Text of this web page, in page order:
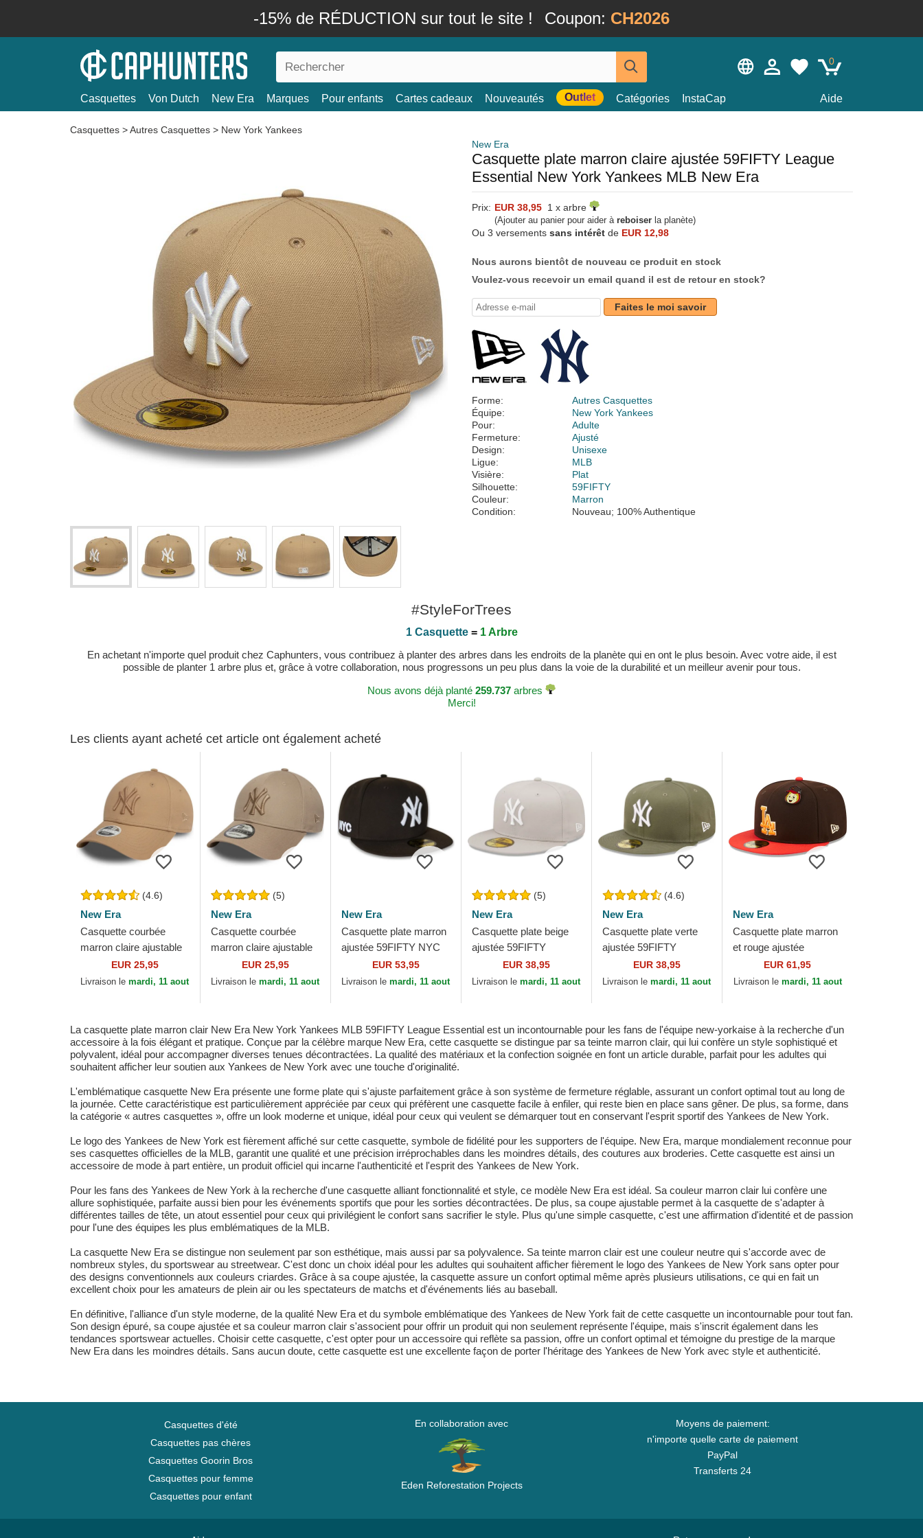
-15% de RÉDUCTION sur tout le site ! Coupon: CH2026
0
Casquettes Von Dutch New Era Marques Pour enfants Cartes cadeaux Nouveautés Outlet Catégories InstaCap Aide
Casquettes >Autres Casquettes > New York Yankees
New Era
Casquette plate marron claire ajustée 59FIFTY League
Essential New York Yankees MLB New Era
Prix: EUR 38,95 1 x arbre
(Ajouter au panier pour aider à reboiser la planète)
Ou 3 versements sans intérêt de EUR 12,98
Nous aurons bientôt de nouveau ce produit en stock
Voulez-vous recevoir un email quand il est de retour en stock?
Faites le moi savoir
Forme:
Autres Casquettes
Équipe:
New York Yankees
Pour:
Adulte
Fermeture:
Ajusté
Design:
Unisexe
Ligue:
MLB
Visière:
Plat
Silhouette:
59FIFTY
Couleur:
Marron
Condition:
Nouveau; 100% Authentique
#StyleForTrees
1 Casquette= 1 Arbre
En achetant n'importe quel produit chez Caphunters, vous contribuez à planter des arbres dans les endroits de la planète qui en ont le plus besoin. Avec votre aide, il est
possible de planter 1 arbre plus et, grâce à votre collaboration, nous progressons un peu plus dans la voie de la durabilité et un meilleur avenir pour tous.
Nous avons déjà planté 259.737 arbres
Merci!
Les clients ayant acheté cet article ont également acheté
(4.6)
New Era
Casquette courbée
marron claire ajustable
avec logo marron claire
femme 9FORTY
EUR 25,95
Livraison lemardi, 11 aout
(5)
New Era
Casquette courbée
marron claire ajustable
avec logo marron
9FORTY League
EUR 25,95
Livraison lemardi, 11 aout
New Era
Casquette plate marron
ajustée 59FIFTY NYC
Side New York Yankees
MLB New Era
EUR 53,95
Livraison lemardi, 11 aout
(5)
New Era
Casquette plate beige
ajustée 59FIFTY
League Essential New
York Yankees MLB
EUR 38,95
Livraison lemardi, 11 aout
(4.6)
New Era
Casquette plate verte
ajustée 59FIFTY
League Essential New
York Yankees MLB
EUR 38,95
Livraison lemardi, 11 aout
New Era
Casquette plate marron
et rouge ajustée
59FIFTY The Elements
Fire Pin Los Angeles
EUR 61,95
Livraison le mardi, 11 aout
La casquette plate marron clair New Era New York Yankees MLB 59FIFTY League Essential est un incontournable pour les fans de l'équipe new-yorkaise à la recherche d'un
accessoire à la fois élégant et pratique. Conçue par la célèbre marque New Era, cette casquette se distingue par sa teinte marron clair, qui lui confère un style sophistiqué et
polyvalent, idéal pour accompagner diverses tenues décontractées. La qualité des matériaux et la confection soignée en font un article durable, parfait pour les adultes qui
souhaitent afficher leur soutien aux Yankees de New York avec une touche d'originalité.
L'emblématique casquette New Era présente une forme plate qui s'ajuste parfaitement grâce à son système de fermeture réglable, assurant un confort optimal tout au long de
la journée. Cette caractéristique est particulièrement appréciée par ceux qui préfèrent une casquette facile à enfiler, qui reste bien en place sans gêner. De plus, sa forme, dans
la catégorie « autres casquettes », offre un look moderne et unique, idéal pour ceux qui veulent se démarquer tout en conservant l'esprit sportif des Yankees de New York.
Le logo des Yankees de New York est fièrement affiché sur cette casquette, symbole de fidélité pour les supporters de l'équipe. New Era, marque mondialement reconnue pour
ses casquettes officielles de la MLB, garantit une qualité et une précision irréprochables dans les moindres détails, des coutures aux broderies. Cette casquette est ainsi un
accessoire de mode à part entière, un produit officiel qui incarne l'authenticité et l'esprit des Yankees de New York.
Pour les fans des Yankees de New York à la recherche d'une casquette alliant fonctionnalité et style, ce modèle New Era est idéal. Sa couleur marron clair lui confère une
allure sophistiquée, parfaite aussi bien pour les événements sportifs que pour les sorties décontractées. De plus, sa coupe ajustable permet à la casquette de s'adapter à
différentes tailles de tête, un atout essentiel pour ceux qui privilégient le confort sans sacrifier le style. Plus qu'une simple casquette, c'est une affirmation d'identité et de passion
pour l'une des équipes les plus emblématiques de la MLB.
La casquette New Era se distingue non seulement par son esthétique, mais aussi par sa polyvalence. Sa teinte marron clair est une couleur neutre qui s'accorde avec de
nombreux styles, du sportswear au streetwear. C'est donc un choix idéal pour les adultes qui souhaitent afficher fièrement le logo des Yankees de New York sans opter pour
des designs conventionnels aux couleurs criardes. Grâce à sa coupe ajustée, la casquette assure un confort optimal même après plusieurs utilisations, ce qui en fait un
excellent choix pour les amateurs de plein air ou les spectateurs de matchs et d'événements liés au baseball.
En définitive, l'alliance d'un style moderne, de la qualité New Era et du symbole emblématique des Yankees de New York fait de cette casquette un incontournable pour tout fan.
Son design épuré, sa coupe ajustée et sa couleur marron clair s'associent pour offrir un produit qui non seulement représente l'équipe, mais s'inscrit également dans les
tendances sportswear actuelles. Choisir cette casquette, c'est opter pour un accessoire qui reflète sa passion, offre un confort optimal et témoigne du prestige de la marque
New Era dans les moindres détails. Sans aucun doute, cette casquette est une excellente façon de porter l'héritage des Yankees de New York avec style et authenticité.
Casquettes d'été
Casquettes pas chères
Casquettes Goorin Bros
Casquettes pour femme
Casquettes pour enfant
En collaboration avec
Eden Reforestation Projects
Moyens de paiement:
n'importe quelle carte de paiement
PayPal
Transferts 24